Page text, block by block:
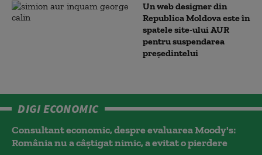
Un web designer din
Republica Moldova este în
spatele site-ului AUR
pentru suspendarea
președintelui
DIGI ECONOMIC
Consultant economic, despre evaluarea Moody's:
România nu a câştigat nimic, a evitat o pierdere